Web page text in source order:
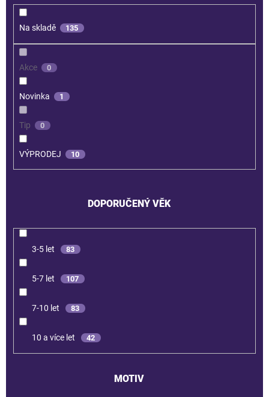
Na skladě 135
Akce 0
Novinka 1
Tip 0
VÝPRODEJ 10
DOPORUČENÝ VĚK
3-5 let 83
5-7 let 107
7-10 let 83
10 a více let 42
MOTIV